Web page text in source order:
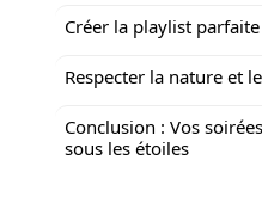
Créer la playlist parfaite
Respecter la nature et
Conclusion : Vos
sous les étoiles